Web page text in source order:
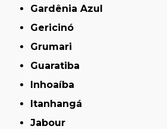
Gardênia Azul
Gericinó
Grumari
Guaratiba
Inhoaíba
Itanhangá
Jabour